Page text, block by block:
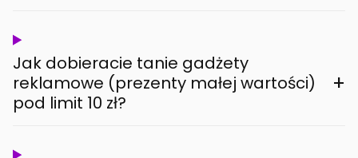
Jak dobieracie tanie gadżety
reklamowe (prezenty małej wartości)
pod limit 10 zł?
+